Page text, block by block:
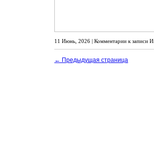
11 Июнь, 2026 | Комментарии к записи
← Предыдущая страница